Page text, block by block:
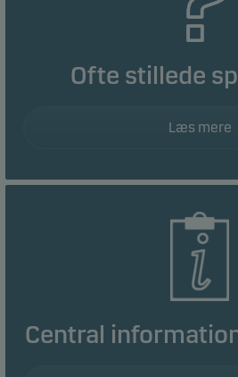
Ofte stillede
Læs mere
Central